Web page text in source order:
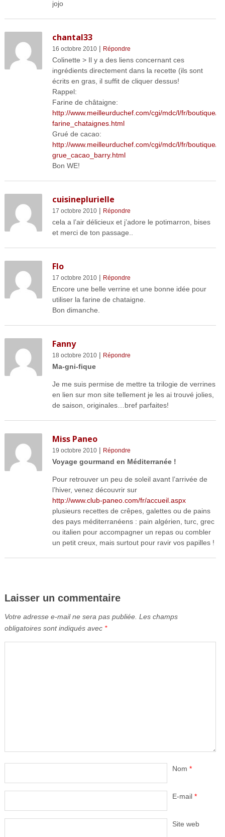
jojo
chantal33
16 octobre 2010| Répondre
Colinette > Il y a des liens concernant ces
ingrédients directement dans la recette (ils sont
écrits en gras, il suffit de cliquer dessus!
Rappel:
Farine de châtaigne:
http://www.meilleurduchef.com/cgi/mdc/l/fr/boutique/
farine_chataignes.html
Grué de cacao:
http://www.meilleurduchef.com/cgi/mdc/l/fr/boutique/
grue_cacao_barry.html
Bon WE!
cuisineplurielle
17 octobre 2010| Répondre
cela a l’air délicieux et j’adore le potimarron, bises
et merci de ton passage..
Flo
17 octobre 2010| Répondre
Encore une belle verrine et une bonne idée pour
utiliser la farine de chataigne.
Bon dimanche.
Fanny
18 octobre 2010| Répondre
Ma-gni-fique
Je me suis permise de mettre ta trilogie de verrines
en lien sur mon site tellement je les ai trouvé jolies,
de saison, originales…bref parfaites!
Miss Paneo
19 octobre 2010| Répondre
Voyage gourmand en Méditerranée !
Pour retrouver un peu de soleil avant l’arrivée de
l’hiver, venez découvrir sur
http://www.club-paneo.com/fr/accueil.aspx
plusieurs recettes de crêpes, galettes ou de pains
des pays méditerranéens : pain algérien, turc, grec
ou italien pour accompagner un repas ou combler
un petit creux, mais surtout pour ravir vos papilles !
Laisser un commentaire
Votre adresse e-mail ne sera pas publiée. Les champs
obligatoires sont indiqués avec *
Nom *
E-mail *
Site web